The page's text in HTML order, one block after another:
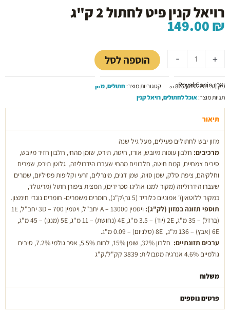
רויאל קנין פיט לחתול 2 ק"ג
149.00₪
-
של
רויאל
פיט
לחתול
2
+ הוספה לסל
יצרן: Royal Canin
מק"ט:3182550702201 קטגוריות מוצר: חתולים,מזון
תגיות מוצר:אוכל לחתולים,רויאל קנין
תיאור
מזון יבש לחתולים פעילים, מעל גיל שנה
מרכיבים: חלבון עופות מיובש, אורז, חיטה, תירס, שומן מהחי, חלבון חזיר מיובש,
סיבים צמחיים, קמח חיטה, חלבונים מהחי שעברו הידרוליזה, גלוטן תירס, שמרים
וחלקיהם, ציפת סלק, שמן סויה, שמן דגים, מינרלים, זרעי וקליפות פסיליום, שמרים
שעברו הידרוליזה (מקור למנו-אוליגו-סכרידים), תמצית ציפורן חתול (מריגולד,
כמקור ללוטאין)' אמוניום כלוריד (5 גר\ק"ג), חומרים משמרים- חומרים נוגדי חימצון.
תוספי תזונה במזון (לק"ג):
ויטמין A – 13000 יחב"ל, ויטמין 3D – 700 יחב"ל, 1E
(ברזל) – 35 מ"ג, 2E (יוד) – 3.5 מ"ג, 4E (נחושת) – 11 מ"ג, 5E (מנגן) – 45 מ"ג,
6E (אבץ) – 136 מ"ג, 8E (סלניום) – 0.09 מ"ג.
ערכים תזונתיים:
חלבון 32%, שומן 15%, לחות 5.5%, אפר גולמי 7.2%, סיבים
גולמיים 4.6% אנרגיה מטבולית: 3839 קק"ל/ק"ג
משלוח
פרטים נוספים